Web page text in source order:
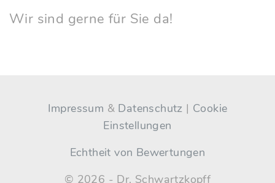
Wir sind gerne für Sie da!
Impressum & Datenschutz | Cookie
Einstellungen
Echtheit von Bewertungen
© 2026 - Dr. Schwartzkopff